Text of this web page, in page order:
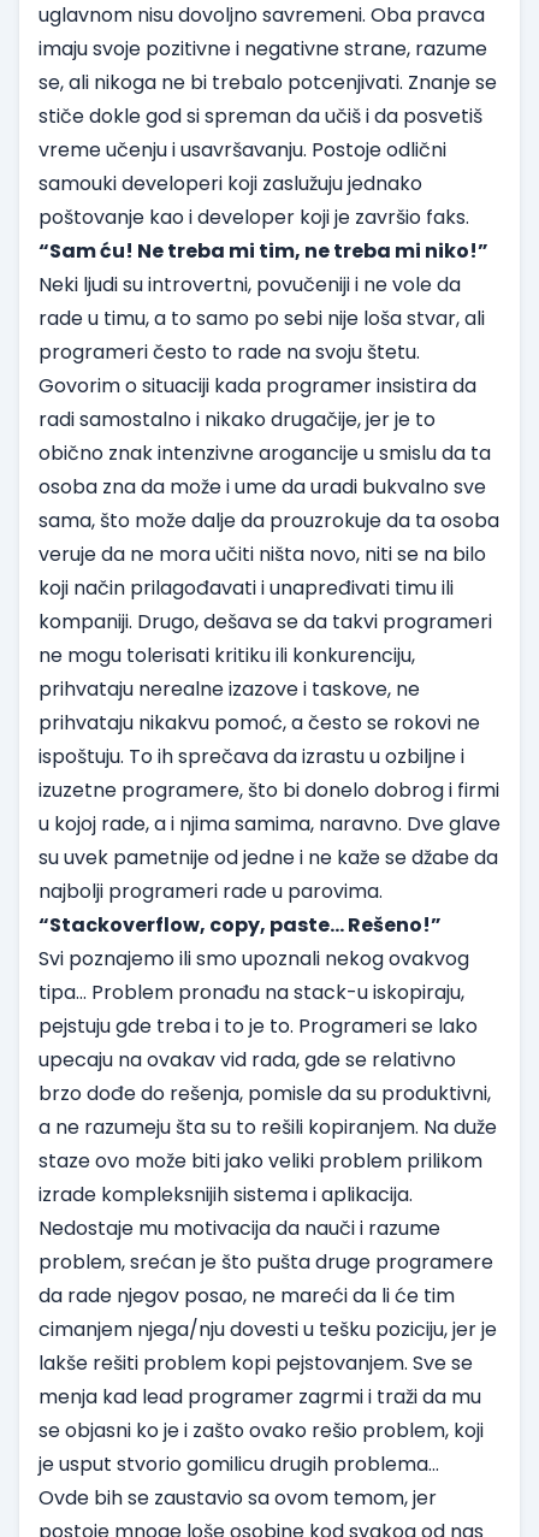
uglavnom nisu dovoljno savremeni. Oba pravca
imaju svoje pozitivne i negativne strane, razume
se, ali nikoga ne bi trebalo potcenjivati. Znanje se
stiče dokle god si spreman da učiš i da posvetiš
vreme učenju i usavršavanju. Postoje odlični
samouki developeri koji zaslužuju jednako
poštovanje kao i developer koji je završio faks.
“Sam ću! Ne treba mi tim, ne treba mi niko!”
Neki ljudi su introvertni, povučeniji i ne vole da
rade u timu, a to samo po sebi nije loša stvar, ali
programeri često to rade na svoju štetu.
Govorim o situaciji kada programer insistira da
radi samostalno i nikako drugačije, jer je to
obično znak intenzivne arogancije u smislu da ta
osoba zna da može i ume da uradi bukvalno sve
sama, što može dalje da prouzrokuje da ta osoba
veruje da ne mora učiti ništa novo, niti se na bilo
koji način prilagođavati i unapređivati timu ili
kompaniji. Drugo, dešava se da takvi programeri
ne mogu tolerisati kritiku ili konkurenciju,
prihvataju nerealne izazove i taskove, ne
prihvataju nikakvu pomoć, a često se rokovi ne
ispoštuju. To ih sprečava da izrastu u ozbiljne i
izuzetne programere, što bi donelo dobrog i firmi
u kojoj rade, a i njima samima, naravno. Dve glave
su uvek pametnije od jedne i ne kaže se džabe da
najbolji programeri rade u parovima.
“Stackoverflow, copy, paste… Rešeno!”
Svi poznajemo ili smo upoznali nekog ovakvog
tipa... Problem pronađu na stack-u iskopiraju,
pejstuju gde treba i to je to. Programeri se lako
upecaju na ovakav vid rada, gde se relativno
brzo dođe do rešenja, pomisle da su produktivni,
a ne razumeju šta su to rešili kopiranjem. Na duže
staze ovo može biti jako veliki problem prilikom
izrade kompleksnijih sistema i aplikacija.
Nedostaje mu motivacija da nauči i razume
problem, srećan je što pušta druge programere
da rade njegov posao, ne mareći da li će tim
cimanjem njega/nju dovesti u tešku poziciju, jer je
lakše rešiti problem kopi pejstovanjem. Sve se
menja kad lead programer zagrmi i traži da mu
se objasni ko je i zašto ovako rešio problem, koji
je usput stvorio gomilicu drugih problema…
Ovde bih se zaustavio sa ovom temom, jer